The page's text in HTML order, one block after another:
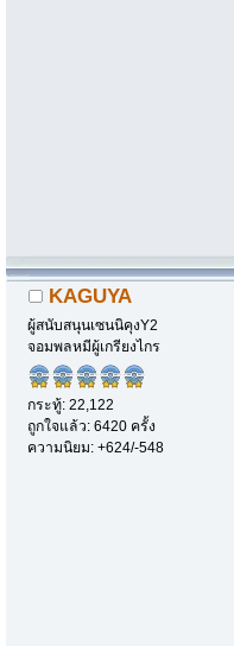
KAGUYA
ผู้สนับสนุนเซนนิคุงY2
จอมพลหมีผู้เกรียงไกร
กระทู้: 22,122
ถูกใจแล้ว: 6420 ครั้ง
ความนิยม: +624/-548